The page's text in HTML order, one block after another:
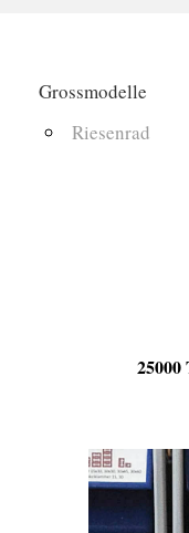
Grossmodelle
Riesenrad
25000